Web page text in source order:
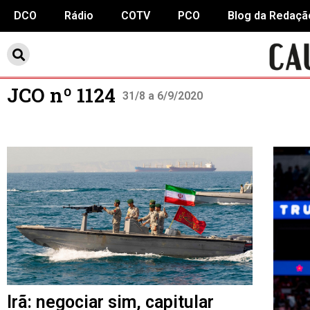
DCO Rádio COTV PCO Blog da
JCO nº 1124 31/8 a 6/9/2020
Irã: negociar sim, capitular